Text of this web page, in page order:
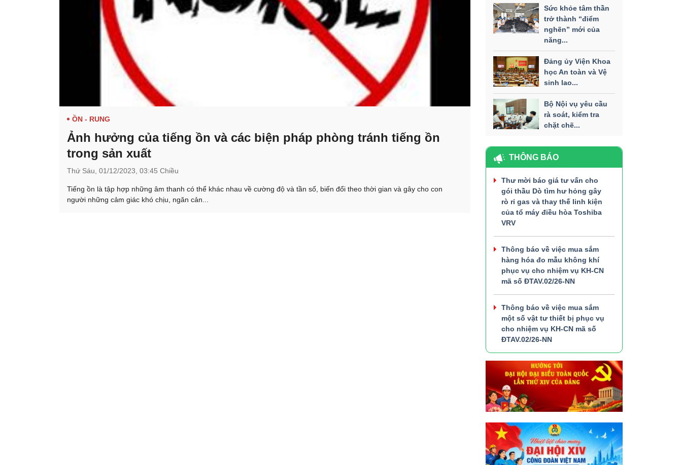
ỒN - RUNG
Ảnh hưởng của tiếng ồn và các biện pháp phòng tránh tiếng ồn
trong sản xuất
Thứ Sáu, 01/12/2023, 03:45 Chiều
Tiếng ồn là tập hợp những âm thanh có thể khác nhau về cường độ và tần số, biến đổi theo thời gian và gây cho con
người những cảm giác khó chịu, ngăn cản...
Sức khỏe tâm thần
trở thành “điểm
nghẽn” mới của
năng...
Đảng ủy Viện Khoa
học An toàn và Vệ
sinh lao...
Bộ Nội vụ yêu cầu
rà soát, kiểm tra
chặt chẽ...
THÔNG BÁO
Thư mời báo giá tư vấn cho
gói thầu Dò tìm hư hỏng gây
rò rỉ gas và thay thế linh kiện
của tổ máy điều hòa Toshiba
VRV
Thông báo về việc mua sắm
hàng hóa đo mẫu không khí
phục vụ cho nhiệm vụ KH-CN
mã số ĐTAV.02/26-NN
Thông báo về việc mua sắm
một số vật tư thiết bị phục vụ
cho nhiệm vụ KH-CN mã số
ĐTAV.02/26-NN